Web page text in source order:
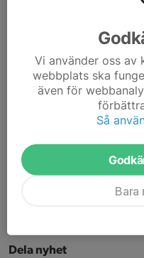
Där fick hon se sig besgrad
Ronja hade en fin grund och
Ronja visade fint skytte
historien med en
någonsin! I guld finalen var
kasta in handduken!
Vi är väldigt stolta över våra
Boxholm kan dom med!
Dela nyhet
Vi använder oss
webbplats ska
även för
Så
Bara